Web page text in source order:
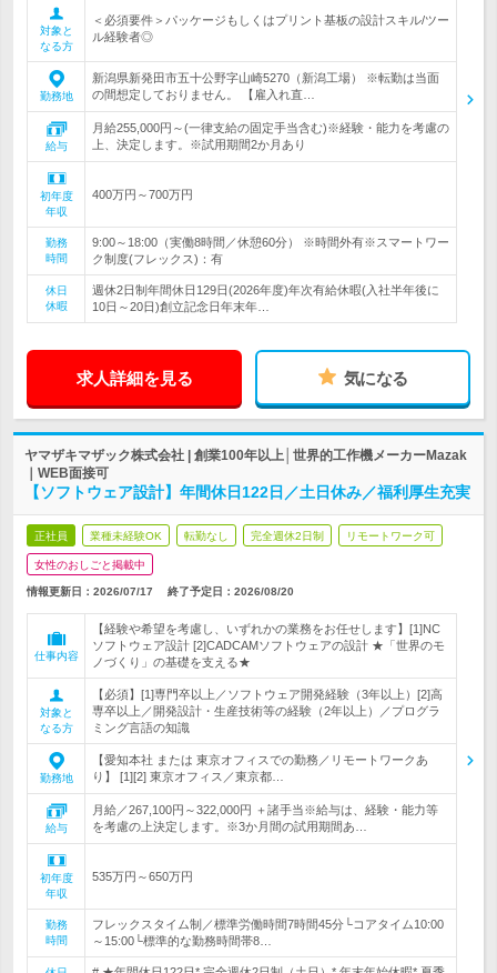
対象と
なる方
＜必須要件＞パッケージもしくはプリント基板の設計スキル/ツー
ル経験者◎
勤務地
新潟県新発田市五十公野字山崎5270（新潟工場） ※転勤は当面
の間想定しておりません。 【雇入れ直…
給与
月給255,000円～(一律支給の固定手当含む)※経験・能力を考慮の
上、決定します。※試用期間2か月あり
初年度
年収
400万円～700万円
勤務
時間
9:00～18:00（実働8時間／休憩60分） ※時間外有※スマートワー
ク制度(フレックス)：有
休日
休暇
週休2日制年間休日129日(2026年度)年次有給休暇(入社半年後に
10日～20日)創立記念日年末年…
求人詳細を見る 気になる
ヤマザキマザック株式会社 | 創業100年以上│世界的工作機メーカーMazak
｜WEB面接可
【ソフトウェア設計】年間休日122日／土日休み／福利厚生充実
正社員 業種未経験OK 転勤なし 完全週休2日制 リモートワーク可
女性のおしごと掲載中
情報更新日：2026/07/17 終了予定日： 2026/08/20
仕事内容
【経験や希望を考慮し、いずれかの業務をお任せします】[1]NC
ソフトウェア設計 [2]CADCAMソフトウェアの設計 ★「世界のモ
ノづくり」の基礎を支える★
対象と
なる方
【必須】[1]専門卒以上／ソフトウェア開発経験（3年以上）[2]高
専卒以上／開発設計・生産技術等の経験（2年以上）／プログラ
ミング言語の知識
勤務地
【愛知本社 または 東京オフィスでの勤務／リモートワークあ
り】 [1][2] 東京オフィス／東京都…
給与
月給／267,100円～322,000円 ＋諸手当※給与は、経験・能力等
を考慮の上決定します。※3か月間の試用期間あ…
初年度
年収
535万円～650万円
勤務
時間
フレックスタイム制／標準労働時間7時間45分└コアタイム10:00
～15:00└標準的な勤務時間帯8…